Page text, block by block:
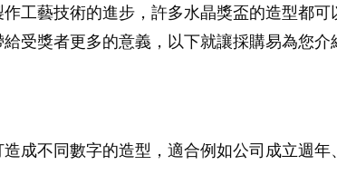
工藝技術的進步，許多水晶獎盃的造型都可
受獎者更多的意義，以下就讓採購易為您
成不同數字的造型，適合例如公司成立週